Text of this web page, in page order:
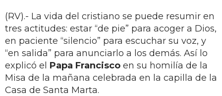
(RV).- La vida del cristiano se puede resumir en
tres actitudes: estar “de pie” para acoger a Dios,
en paciente “silencio” para escuchar su voz, y
“en salida” para anunciarlo a los demás. Así lo
explicó el Papa Francisco en su homilía de la
Misa de la mañana celebrada en la capilla de la
Casa de Santa Marta.